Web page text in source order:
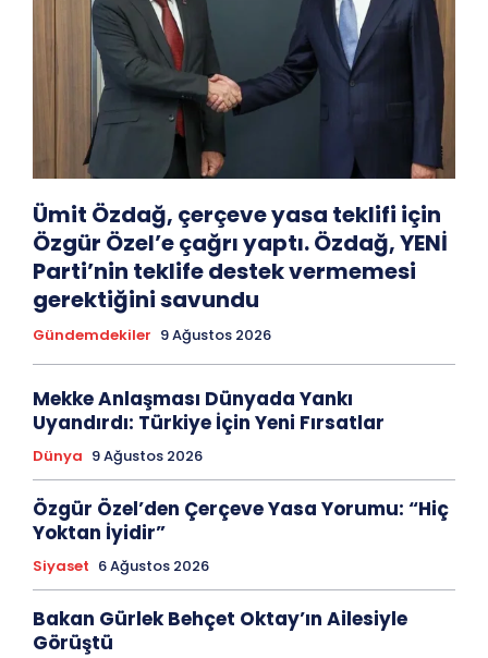
Ümit Özdağ, çerçeve yasa teklifi için
Özgür Özel’e çağrı yaptı. Özdağ, YENİ
Parti’nin teklife destek vermemesi
gerektiğini savundu
Gündemdekiler 9 Ağustos 2026
Mekke Anlaşması Dünyada Yankı
Uyandırdı: Türkiye İçin Yeni Fırsatlar
Dünya 9 Ağustos 2026
Özgür Özel’den Çerçeve Yasa Yorumu: “Hiç
Yoktan İyidir”
Siyaset 6 Ağustos 2026
Bakan Gürlek Behçet Oktay’ın Ailesiyle
Görüştü